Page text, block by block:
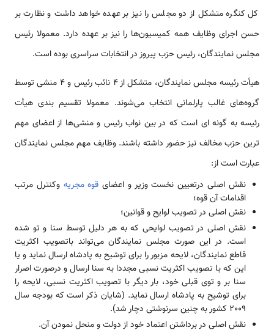
کل کنگره متشکل از دو مجلس را نیز بر عهده خواهد داشت و نظارت بر
حسن اجرای وظایف همه کمیسیون‌ها را نیز بر عهده دارد. معمولا رئیس
مجلس نمایندگان، رئیس حزب پیروز در انتخابات سراسری بوده است.
هیأت رئیسه مجلس نمایندگان، متشکل از 4 نائب رئیس و 4 منشی توسط
گروه‌های غالب پارلمانی انتخاب می‌شوند. معمولا تقسیم بندی هیأت
رئیسه به گونه ای است که در بین نواب رئیس و منشی‌ها از اعضای مهم
ترین حزب مخالف نیز حضور داشته باشند. وظایف مهم مجلس نمایندگان
عبارت است از:
نقش اصلی درتعیین نخست وزیر و اعضای قوه مجریه وکنترل مرتب
اقدامات آن قوه؛
نقش اصلی در تصویب لوایح و قوانین؛
نقش اصلی در تصویب لوایحی که به هر دلیل توسط سنا و تو شده
است. در این صورت مجلس نمایندگان می‌تواند باتصویب اکثریت
قاطع نمایندگان، لایحه مزبور را برای توشیح به پادشاه ارسال نماید و یا
این که با تصویب اکثریت نسبی مجددا به سنا ارسال و درصورت اصرار
سنا بر و توی قبلی خود، بار دیگر با تصویب اکثریت نسبی، لایحه را
برای توشیح به پادشاه ارسال نماید. (شایان ذکر است که بودجه سال
2009 کشور به چنین سرنوشتی دچار شد).
نقش اصلی در برداشتن اعتماد خود از دولت و منحل نمودن آن.